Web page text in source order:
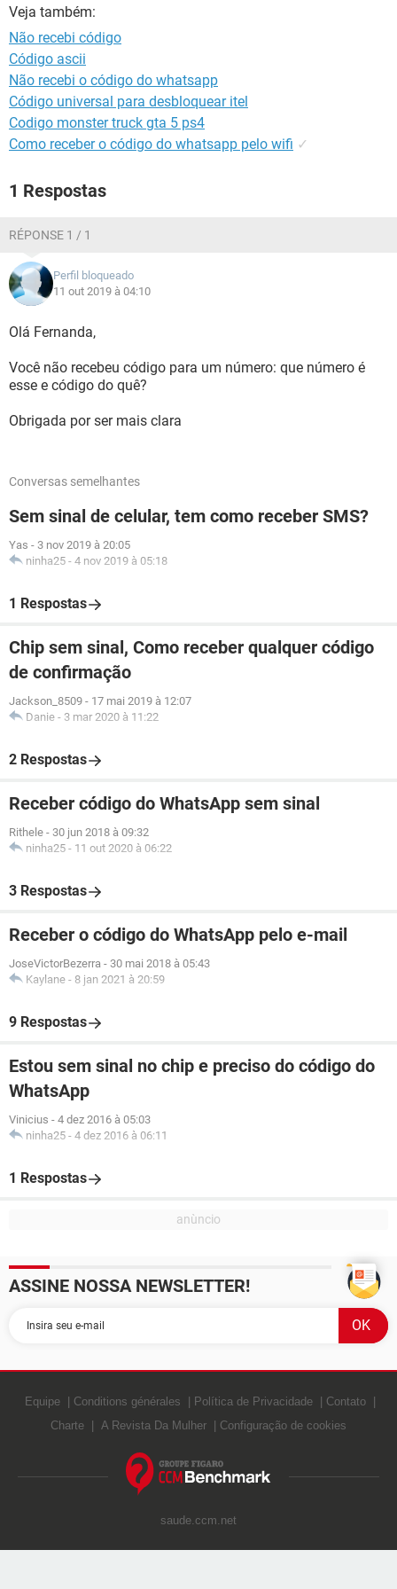
GUIA DE COMPRAS
Veja também:
Não recebi código
Código ascii
Não recebi o código do whatsapp
Código universal para desbloquear itel
Codigo monster truck gta 5 ps4
Como receber o código do whatsapp pelo wifi ✓
1 Respostas
RÉPONSE 1 / 1
Perfil bloqueado
11 out 2019 à 04:10
Olá Fernanda,
Você não recebeu código para um número: que número é
esse e código do quê?
Obrigada por ser mais clara
Conversas semelhantes
Sem sinal de celular, tem como receber SMS?
Yas - 3 nov 2019 à 20:05
ninha25 - 4 nov 2019 à 05:18
1 Respostas
Chip sem sinal, Como receber qualquer código
de confirmação
Jackson_8509 - 17 mai 2019 à 12:07
Danie - 3 mar 2020 à 11:22
2 Respostas
Receber código do WhatsApp sem sinal
Rithele - 30 jun 2018 à 09:32
ninha25 - 11 out 2020 à 06:22
3 Respostas
Receber o código do WhatsApp pelo e-mail
JoseVictorBezerra - 30 mai 2018 à 05:43
Kaylane - 8 jan 2021 à 20:59
9 Respostas
Estou sem sinal no chip e preciso do código do
WhatsApp
Vinicius - 4 dez 2016 à 05:03
ninha25 - 4 dez 2016 à 06:11
1 Respostas
ASSINE NOSSA NEWSLETTER!
Equipe Conditions générales Política de Privacidade
Contato
Charte
A Revista Da Mulher Configuração de cookies
saude.ccm.net